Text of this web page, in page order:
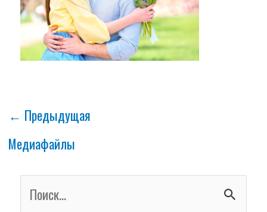
← Предыдущая
Медиафайлы